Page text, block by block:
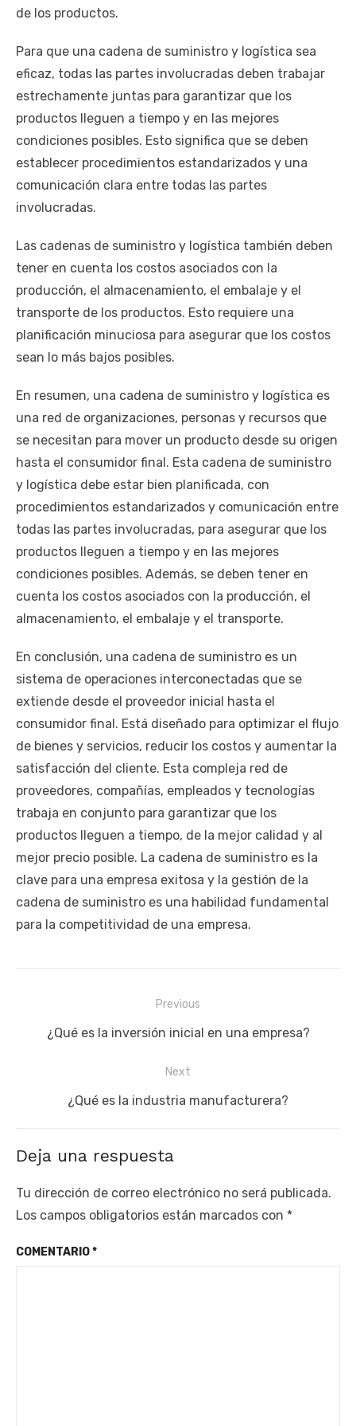
de los productos.
Para que una cadena de suministro y logística sea
eficaz, todas las partes involucradas deben trabajar
estrechamente juntas para garantizar que los
productos lleguen a tiempo y en las mejores
condiciones posibles. Esto significa que se deben
establecer procedimientos estandarizados y una
comunicación clara entre todas las partes
involucradas.
Las cadenas de suministro y logística también deben
tener en cuenta los costos asociados con la
producción, el almacenamiento, el embalaje y el
transporte de los productos. Esto requiere una
planificación minuciosa para asegurar que los costos
sean lo más bajos posibles.
En resumen, una cadena de suministro y logística es
una red de organizaciones, personas y recursos que
se necesitan para mover un producto desde su origen
hasta el consumidor final. Esta cadena de suministro
y logística debe estar bien planificada, con
procedimientos estandarizados y comunicación entre
todas las partes involucradas, para asegurar que los
productos lleguen a tiempo y en las mejores
condiciones posibles. Además, se deben tener en
cuenta los costos asociados con la producción, el
almacenamiento, el embalaje y el transporte.
En conclusión, una cadena de suministro es un
sistema de operaciones interconectadas que se
extiende desde el proveedor inicial hasta el
consumidor final. Está diseñado para optimizar el flujo
de bienes y servicios, reducir los costos y aumentar la
satisfacción del cliente. Esta compleja red de
proveedores, compañías, empleados y tecnologías
trabaja en conjunto para garantizar que los
productos lleguen a tiempo, de la mejor calidad y al
mejor precio posible. La cadena de suministro es la
clave para una empresa exitosa y la gestión de la
cadena de suministro es una habilidad fundamental
para la competitividad de una empresa.
Previous
Previous
¿Qué es la inversión inicial en una empresa?
Next
Next
¿Qué es la industria manufacturera?
Deja una respuesta
Tu dirección de correo electrónico no será publicada.
Los campos obligatorios están marcados con *
COMENTARIO*